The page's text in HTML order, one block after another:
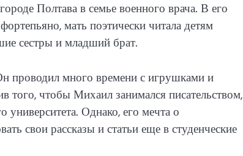
Полтава в семье военного врача. В его
мать поэтически читала детям
сестры и младший брат.
проводил много времени с игрушками и
того, чтобы Михаил занимался писательством,
Однако, его мечта о
свои рассказы и статьи еще в студенческие